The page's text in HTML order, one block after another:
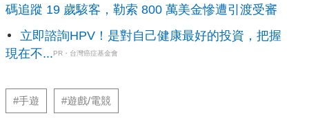
碼追蹤 19 歲駭客，勒索 800 萬美金慘遭引渡受審
立即諮詢HPV！是對自己健康最好的投資，把握
現在不... PR・台灣癌症基金會
#手遊 #遊戲/電競